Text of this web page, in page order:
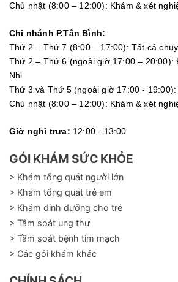
Chủ nhật (8:00 – 12:00): Khám & xét
Chi nhánh P.Tân Bình:
Thứ 2 – Thứ 7 (8:00 – 17:00): Tất cả
Thứ 2 – Thứ 6 (ngoài giờ 17:00 – 20:00):
Nhi
Thứ 3 và Thứ 5 (ngoài giờ 17:00 - 19:00):
Chủ nhật (8:00 – 12:00): Khám & xét
Giờ nghỉ trưa: 12:00 - 13:00
GÓI KHÁM SỨC KHỎE
> Khám tổng quát người lớn
> Khám tổng quát trẻ em
> Khám dinh dưỡng cho trẻ
> Tầm soát ung thư
> Tầm soát bệnh tim mạch
> Các gói khám khác